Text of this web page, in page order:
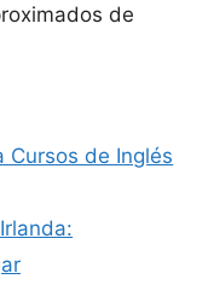
de
Cursos de Inglés